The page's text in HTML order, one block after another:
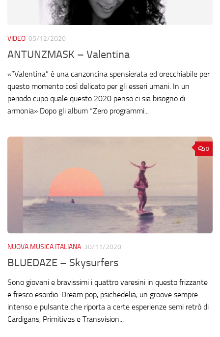
VIDEO 05/12/2020
ANTUNZMASK – Valentina
«“Valentina” è una canzoncina spensierata ed orecchiabile per
questo momento così delicato per gli esseri umani. In un
periodo cupo quale questo 2020 penso ci sia bisogno di
armonia» Dopo gli album “Zero programmi...
0
NUOVA MUSICA ITALIANA 30/11/2020
BLUEDAZE – Skysurfers
Sono giovani e bravissimi i quattro varesini in questo frizzante
e fresco esordio. Dream pop, psichedelia, un groove sempre
intenso e pulsante che riporta a certe esperienze semi retrò di
Cardigans, Primitives e Transvision...